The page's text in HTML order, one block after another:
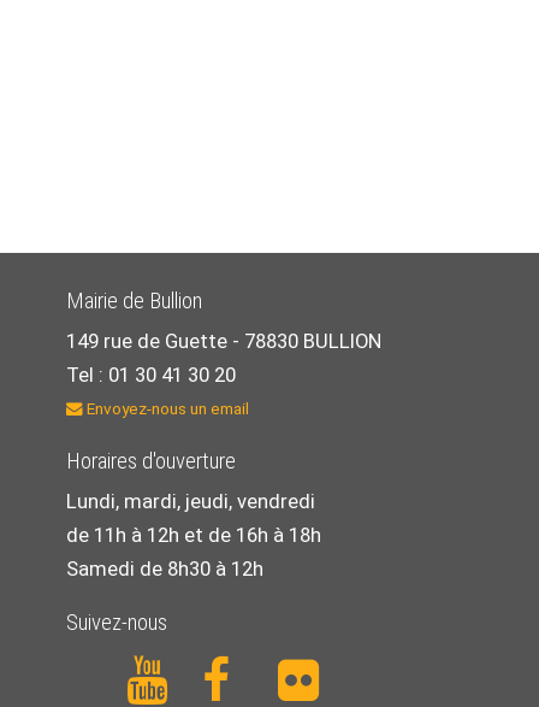
Mairie de Bullion
149 rue de Guette - 78830 BULLION
Tel : 01 30 41 30 20
Envoyez-nous un email
Horaires d'ouverture
Lundi, mardi, jeudi, vendredi
de 11h à 12h et de 16h à 18h
Samedi de 8h30 à 12h
Suivez-nous